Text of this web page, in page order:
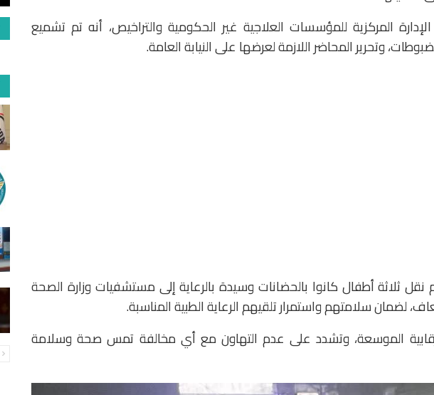
المركزية للمؤسسات العلاجية غير الحكومية والتراخيص، أنه تم تشميع
وتحرير المحاضر اللازمة لعرضها على النيابة العامة.
ثلاثة أطفال كانوا بالحضانات وسيدة بالرعاية إلى مستشفيات وزارة الصحة
لضمان سلامتهم واستمرار تلقيهم الرعاية الطبية المناسبة.
الرقابية الموسعة، وتشدد على عدم التهاون مع أي مخالفة تمس صحة وسلامة